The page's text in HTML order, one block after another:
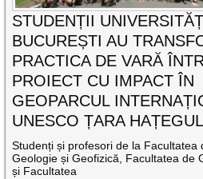
STUDENȚII
BUCUREȘTI AU
PRACTICA DE VARĂ
PROIECT CU IMPACT ÎN
GEOPARCUL
UNESCO ȚARA
Studenți și profesori de la Facultatea
Geologie și Geofizică, Facultatea de
și Facultatea